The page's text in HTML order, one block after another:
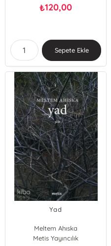
₺120,00
Sepete Ekle
Yad
Meltem Ahıska
Metis Yayıncılık